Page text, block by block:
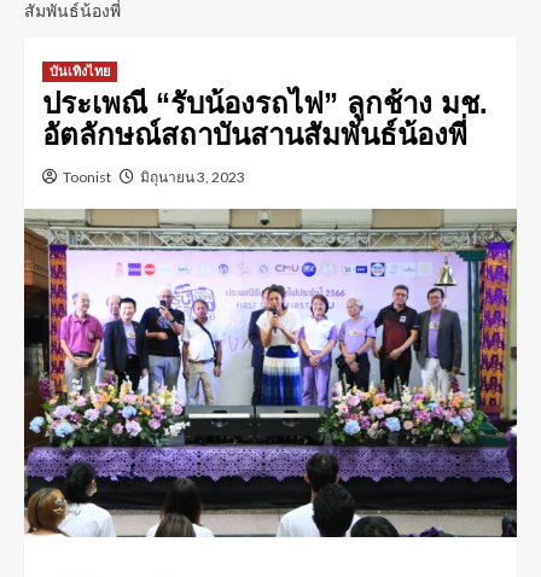
สัมพันธ์น้องพี่
บันเทิงไทย
ประเพณี “รับน้องรถไฟ” ลูกช้าง มช.
อัตลักษณ์สถาบันสานสัมพันธ์น้องพี่
Toonist มิถุนายน 3, 2023